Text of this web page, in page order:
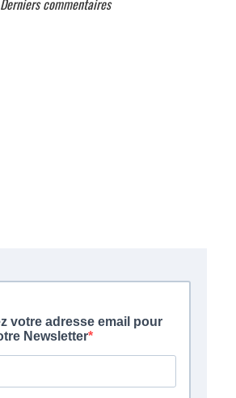
Derniers commentaires